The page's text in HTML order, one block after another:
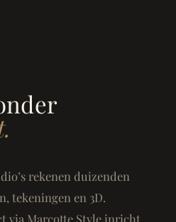
rekenen duizenden
tekeningen en 3D.
via Marcotte Style inricht,